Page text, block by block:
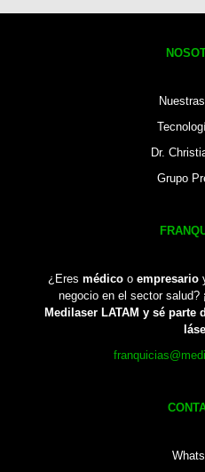
Dr.
Grupo
¿Eres médicoo empresario
negocio en el sector salud?
Medilaser LATAM y sé